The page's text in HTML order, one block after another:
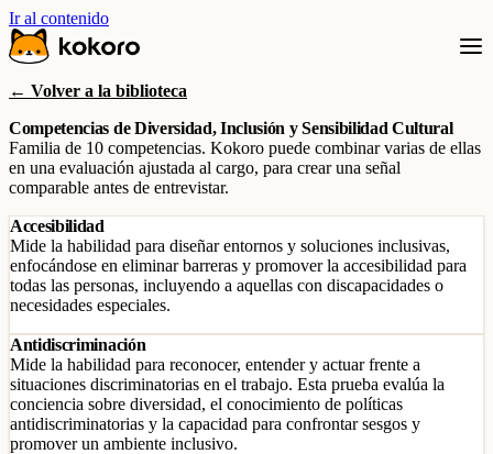
Ir al contenido
← Volver a la biblioteca
Competencias de Diversidad, Inclusión y Sensibilidad Cultural
Familia de 10 competencias. Kokoro puede combinar varias de ellas
en una evaluación ajustada al cargo, para crear una señal
comparable antes de entrevistar.
Accesibilidad
Mide la habilidad para diseñar entornos y soluciones inclusivas,
enfocándose en eliminar barreras y promover la accesibilidad para
todas las personas, incluyendo a aquellas con discapacidades o
necesidades especiales.
Antidiscriminación
Mide la habilidad para reconocer, entender y actuar frente a
situaciones discriminatorias en el trabajo. Esta prueba evalúa la
conciencia sobre diversidad, el conocimiento de políticas
antidiscriminatorias y la capacidad para confrontar sesgos y
promover un ambiente inclusivo.